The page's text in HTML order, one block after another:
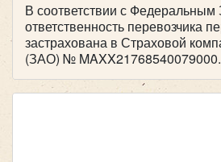
В соответствии с
ответственность перевозчика
застрахована в Страховой
(ЗАО) № MAXX21768540079000.